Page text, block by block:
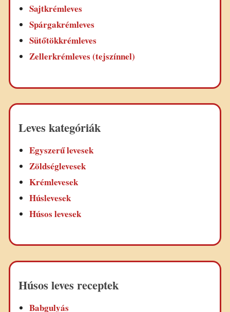
Sajtkrémleves
Spárgakrémleves
Sütőtökkrémleves
Zellerkrémleves (tejszínnel)
Leves kategóriák
Egyszerű levesek
Zöldséglevesek
Krémlevesek
Húslevesek
Húsos levesek
Húsos leves receptek
Babgulyás